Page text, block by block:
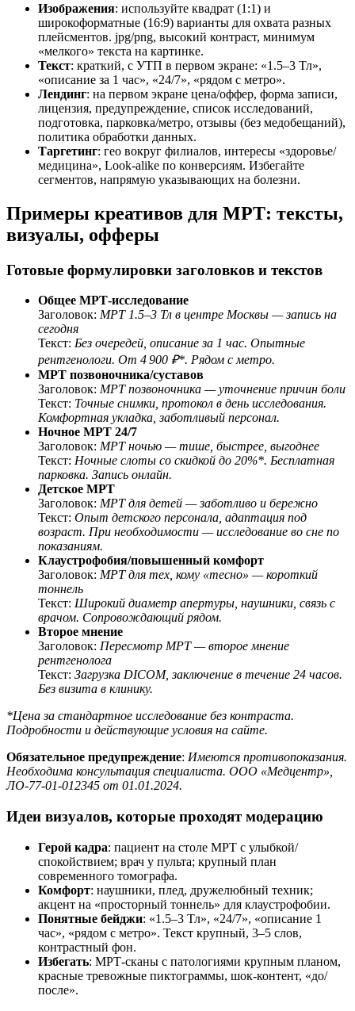
Изображения: используйте квадрат (1:1) и
широкоформатные (16:9) варианты для охвата разных
плейсментов. jpg/png, высокий контраст, минимум
«мелкого» текста на картинке.
Текст: краткий, с УТП в первом экране: «1.5–3 Тл»,
«описание за 1 час», «24/7», «рядом с метро».
Лендинг: на первом экране цена/оффер, форма записи,
лицензия, предупреждение, список исследований,
подготовка, парковка/метро, отзывы (без медобещаний),
политика обработки данных.
Таргетинг: гео вокруг филиалов, интересы «здоровье/
медицина», Look-alike по конверсиям. Избегайте
сегментов, напрямую указывающих на болезни.
Примеры креативов для МРТ: тексты,
визуалы, офферы
Готовые формулировки заголовков и текстов
Общее МРТ-исследование
Заголовок: МРТ 1.5–3 Тл в центре Москвы — запись на
сегодня
Текст: Без очередей, описание за 1 час. Опытные
рентгенологи. От 4 900 ₽*. Рядом с метро.
МРТ позвоночника/суставов
Заголовок: МРТ позвоночника — уточнение причин боли
Текст: Точные снимки, протокол в день исследования.
Комфортная укладка, заботливый персонал.
Ночное МРТ 24/7
Заголовок: МРТ ночью — тише, быстрее, выгоднее
Текст: Ночные слоты со скидкой до 20%*. Бесплатная
парковка. Запись онлайн.
Детское МРТ
Заголовок: МРТ для детей — заботливо и бережно
Текст: Опыт детского персонала, адаптация под
возраст. При необходимости — исследование во сне по
показаниям.
Клаустрофобия/повышенный комфорт
Заголовок: МРТ для тех, кому «тесно» — короткий
тоннель
Текст: Широкий диаметр апертуры, наушники, связь с
врачом. Сопровождающий рядом.
Второе мнение
Заголовок: Пересмотр МРТ — второе мнение
рентгенолога
Текст: Загрузка DICOM, заключение в течение 24 часов.
Без визита в клинику.
*Цена за стандартное исследование без контраста.
Подробности и действующие условия на сайте.
Обязательное предупреждение: Имеются противопоказания.
Необходима консультация специалиста. ООО «Медцентр»,
ЛО‑77‑01‑012345 от 01.01.2024.
Идеи визуалов, которые проходят модерацию
Герой кадра: пациент на столе МРТ с улыбкой/
спокойствием; врач у пульта; крупный план
современного томографа.
Комфорт: наушники, плед, дружелюбный техник;
акцент на «просторный тоннель» для клаустрофобии.
Понятные бейджи: «1.5–3 Тл», «24/7», «описание 1
час», «рядом с метро». Текст крупный, 3–5 слов,
контрастный фон.
Избегать: МРТ-сканы с патологиями крупным планом,
красные тревожные пиктограммы, шок-контент, «до/
после».